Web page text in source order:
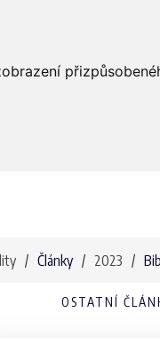
Články 2023
OSTATNÍ